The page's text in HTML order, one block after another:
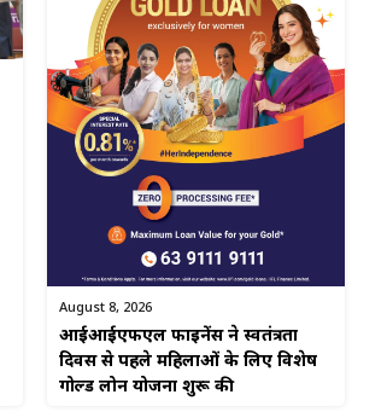
August 8, 2026
आईआईएफएल फाइनेंस ने स्वतंत्रता
दिवस से पहले महिलाओं के लिए विशेष
गोल्ड लोन योजना शुरू की